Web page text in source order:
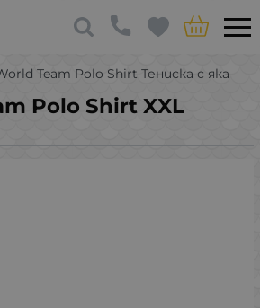
Team Polo Shirt Тениска с яка
Polo Shirt XXL